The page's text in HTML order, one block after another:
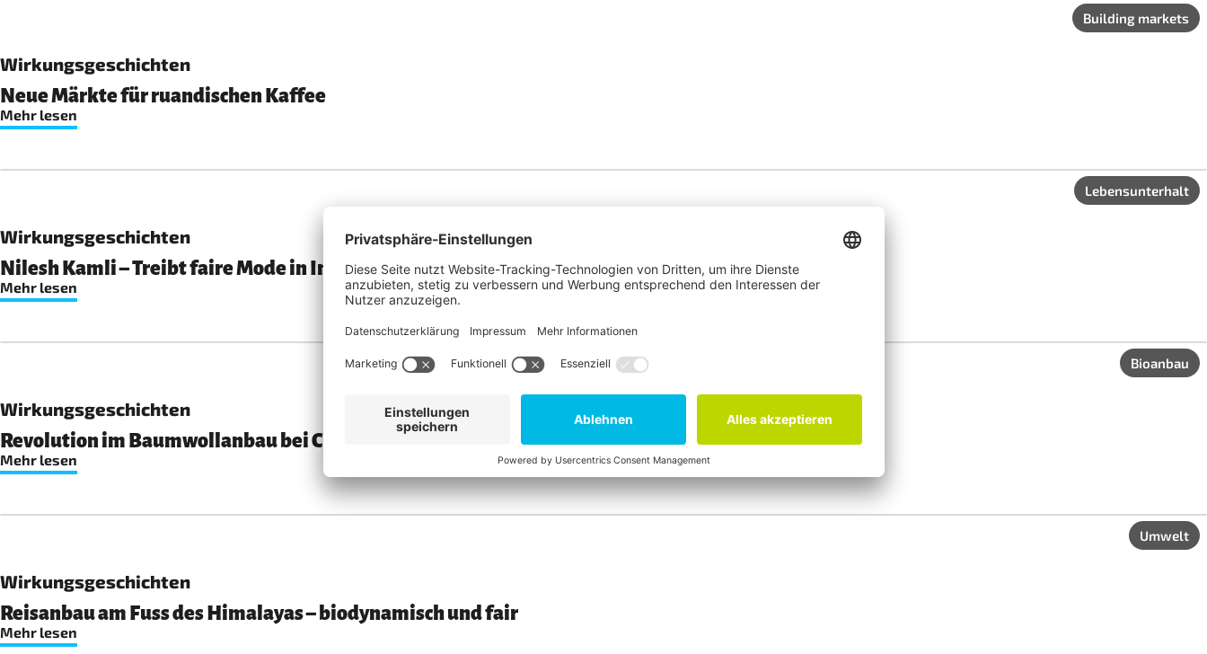
Building markets
Wirkungsgeschichten
Neue Märkte für ruandischen Kaffee
Mehr lesen
Lebensunterhalt
Wirkungsgeschichten
Nilesh Kamli – Treibt faire Mode in Indien voran
Mehr lesen
Bioanbau
Wirkungsgeschichten
Revolution im Baumwollanbau bei Chetna Organics
Mehr lesen
Umwelt
Wirkungsgeschichten
Reisanbau am Fuss des Himalayas – biodynamisch und fair
Mehr lesen